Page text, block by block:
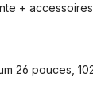
+ accessoires